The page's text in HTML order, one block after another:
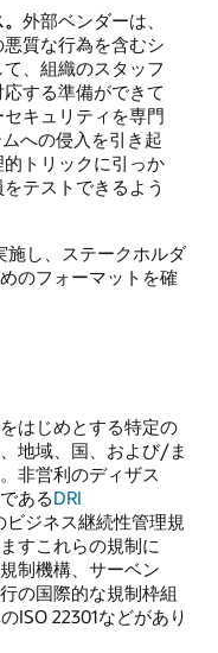
外部ベンダーは、
質な行為を含むシ
、組織のスタッフ
する準備ができて
キュリティを専門
への侵入を引き起
トリックに引っか
テストできるよう
施し、ステークホルダ
のフォーマットを確
はじめとする特定の
地域、国、および/ま
非営利のディザス
あるDRI
ジネス継続性管理規
すこれらの規制に
制機構、サーベン
の国際的な規制枠組
ISO 22301などがあり